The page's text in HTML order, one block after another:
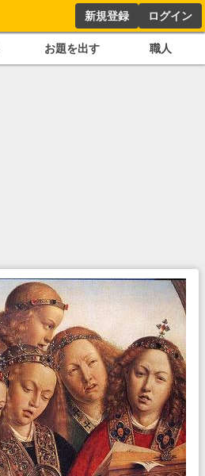
新規登録 ログイン
お題を出す 職人